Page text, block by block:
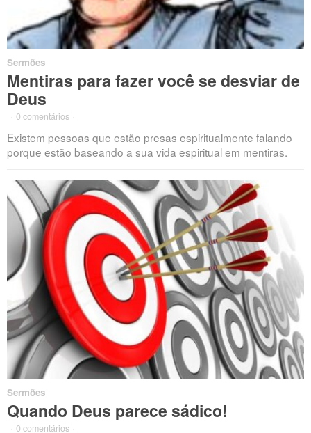
Sermões
Mentiras para fazer você se desviar de
Deus
0 comentários
Existem pessoas que estão presas espiritualmente falando
porque estão baseando a sua vida espiritual em mentiras.
Sermões
Quando Deus parece sádico!
0 comentários